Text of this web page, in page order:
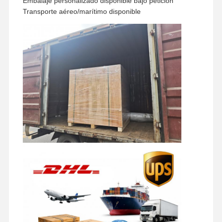
Transporte aéreo/marítimo disponible